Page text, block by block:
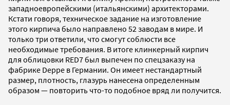
западноевропейскими (итальянскими) архитекторами.
Кстати говоря, техническое задание на изготовление
этого кирпича было направлено 52 заводам в мире. И
только три ответили, что смогут соблюсти все
необходимые требования. В итоге клинкерный кирпич
для облицовки RED7 был выпечен по спецзаказу на
фабрике Deppe в Германии. Он имеет нестандартный
размер, плотность, глазурь нанесена определенным
образом — повторить что-то подобное вряд ли получится.